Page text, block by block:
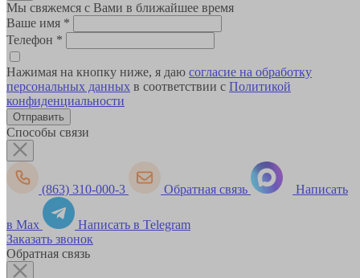
Мы свяжемся с Вами в ближайшее время
Ваше имя *
Телефон *
Нажимая на кнопку ниже, я даю согласие на обработку
персональных данных в соответствии с Политикой
конфиденциальности
Способы связи
(863) 310-000-3 Обратная связь Написать
в Max
Написать в Telegram
Заказать звонок
Обратная связь